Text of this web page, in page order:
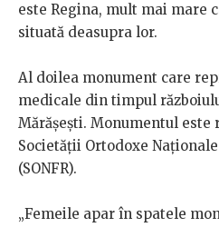
este Regina, mult mai mare
situată deasupra lor.
Al doilea monument care
medicale din timpul
Mărășești. Monumentul este
Societății Ortodoxe
(SONFR).
„Femeile apar în spatele